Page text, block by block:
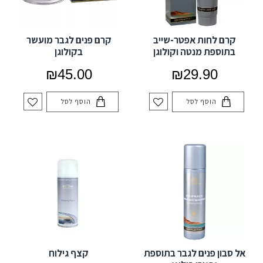
קרם לחות אפטר-שייב
בתוספת מנטה וקולוגן
₪29.90
הוסף לסל
קרם פנים לגבר מועשר
בקולוגן
₪45.00
הוסף לסל
אל סבון פנים לגבר בתוספת
קצף גילוח